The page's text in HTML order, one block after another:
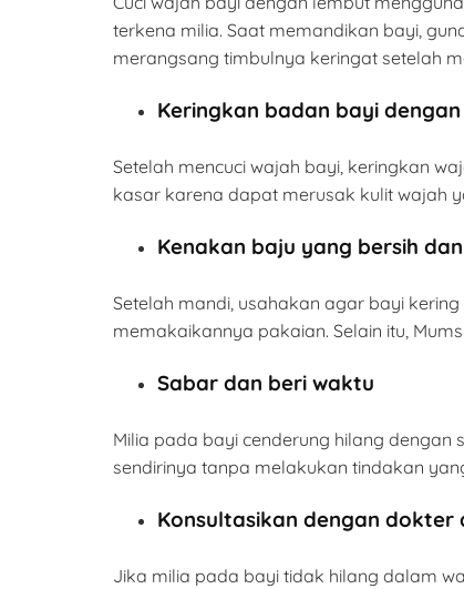
terkena milia. Saat memandikan bayi,
merangsang timbulnya keringat setelah
Keringkan badan bayi
Setelah mencuci wajah bayi, keringkan
kasar karena dapat merusak kulit wajah
Kenakan baju yang bersih
Setelah mandi, usahakan agar bayi
memakaikannya pakaian. Selain itu,
Sabar dan beri waktu
Milia pada bayi cenderung hilang
sendirinya tanpa melakukan tindakan
Konsultasikan dengan dokter
Jika milia pada bayi tidak hilang dalam